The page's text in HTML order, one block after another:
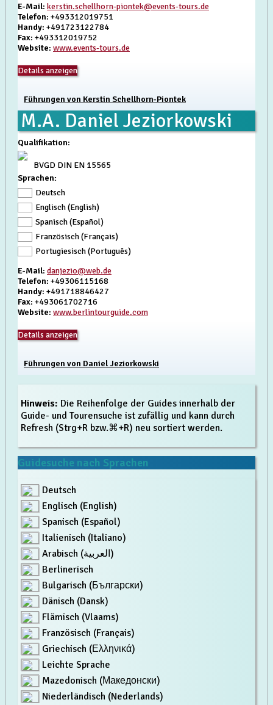
E-Mail: kerstin.schellhorn-piontek@events-tours.de
Telefon: +493312019751
Handy: +491723122784
Fax: +493312019752
Website: www.events-tours.de
Details anzeigen
Führungen von Kerstin Schellhorn-Piontek
M.A. Daniel Jeziorkowski
Qualifikation:
BVGD DIN EN 15565
Sprachen:
Deutsch
Englisch (English)
Spanisch (Español)
Französisch (Français)
Portugiesisch (Português)
E-Mail: danjezio@web.de
Telefon: +49306115168
Handy: +491718846427
Fax: +493061702716
Website: www.berlintourguide.com
Details anzeigen
Führungen von Daniel Jeziorkowski
Hinweis: Die Reihenfolge der Guides innerhalb der
Guide- und Tourensuche ist zufällig und kann durch
Refresh (Strg+R bzw.⌘+R) neu sortiert werden.
Guidesuche nach Sprachen
Deutsch
Englisch (English)
Spanisch (Español)
Italienisch (Italiano)
Arabisch (العربية)
Berlinerisch
Bulgarisch (Български)
Dänisch (Dansk)
Flämisch (Vlaams)
Französisch (Français)
Griechisch (Ελληνικά)
Leichte Sprache
Mazedonisch (Македонски)
Niederländisch (Nederlands)